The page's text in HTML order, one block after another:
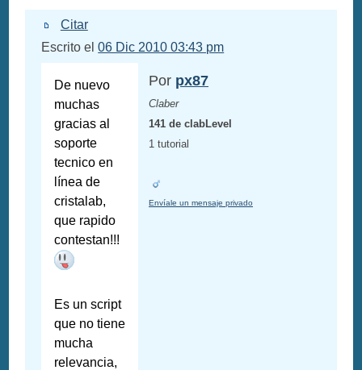
Citar
Escrito el06 Dic 2010 03:43 pm
De nuevo
muchas
gracias al
soporte
tecnico en
línea de
cristalab,
que rapido
contestan!!!
Es un script
que no tiene
mucha
relevancia,
Por px87
Claber
141 de clabLevel
1 tutorial
Envíale un mensaje privado